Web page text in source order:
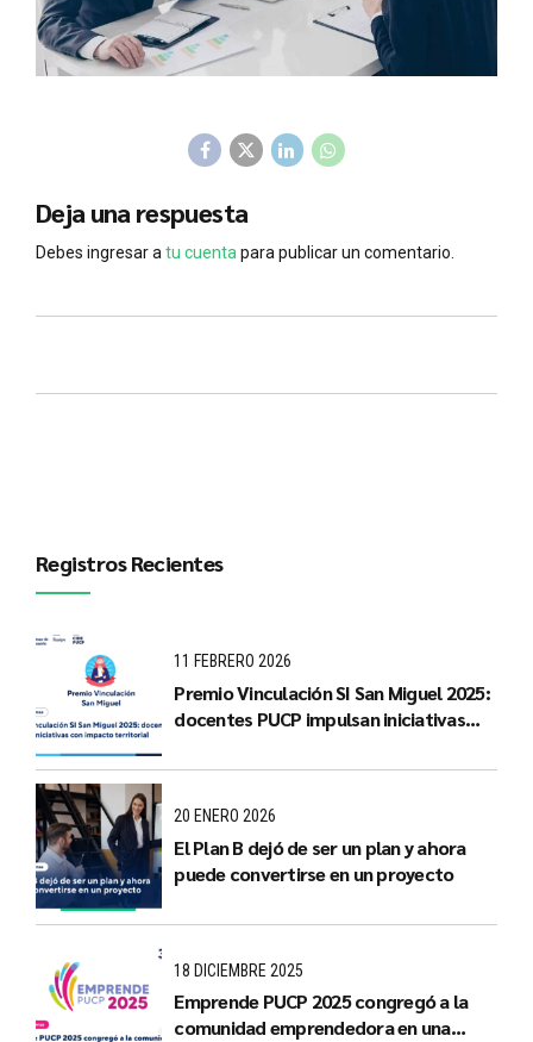
Deja una respuesta
Debes ingresar atu cuentapara publicar un comentario.
Registros Recientes
11 FEBRERO 2026
Premio Vinculación SI San Miguel 2025:
docentes PUCP impulsan iniciativas
20 ENERO 2026
El Plan B dejó de ser un plan y ahora
puede convertirse en un proyecto
18 DICIEMBRE 2025
Emprende PUCP 2025 congregó a la
comunidad emprendedora en una